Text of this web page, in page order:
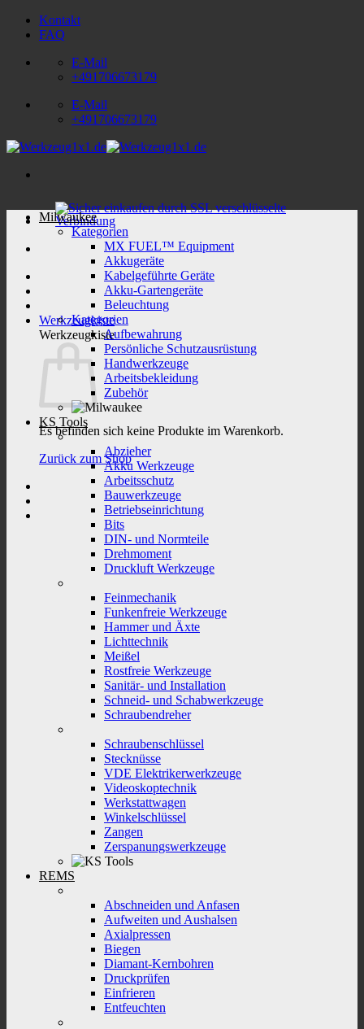
Zum
Inhalt
Kontakt
FAQ
E-Mail
+491706673179
E-Mail
+491706673179
Werkzeugkiste
Werkzeugkiste
Es befinden sich keine Produkte im Warenkorb.
Zurück zum Shop
Milwaukee
Kategorien
MX FUEL™ Equipment
Akkugeräte
Kabelgeführte Geräte
Akku-Gartengeräte
Beleuchtung
Kategorien
Aufbewahrung
Persönliche Schutzausrüstung
Handwerkzeuge
Arbeitsbekleidung
Zubehör
KS Tools
Abzieher
Akku Werkzeuge
Arbeitsschutz
Bauwerkzeuge
Betriebseinrichtung
Bits
DIN- und Normteile
Drehmoment
Druckluft Werkzeuge
Feinmechanik
Funkenfreie Werkzeuge
Hammer und Äxte
Lichttechnik
Meißel
Rostfreie Werkzeuge
Sanitär- und Installation
Schneid- und Schabwerkzeuge
Schraubendreher
Schraubenschlüssel
Stecknüsse
VDE Elektrikerwerkzeuge
Videoskoptechnik
Werkstattwagen
Winkelschlüssel
Zangen
Zerspanungswerkzeuge
REMS
Abschneiden und Anfasen
Aufweiten und Aushalsen
Axialpressen
Biegen
Diamant-Kernbohren
Druckprüfen
Einfrieren
Entfeuchten